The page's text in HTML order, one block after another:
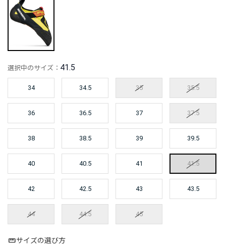
選択中のサイズ： 41.5
34 34.5 35 35.5
36 36.5 37 37.5
38 38.5 39 39.5
40 40.5 41 41.5
42 42.5 43 43.5
44 44.5 45
サイズの選び方